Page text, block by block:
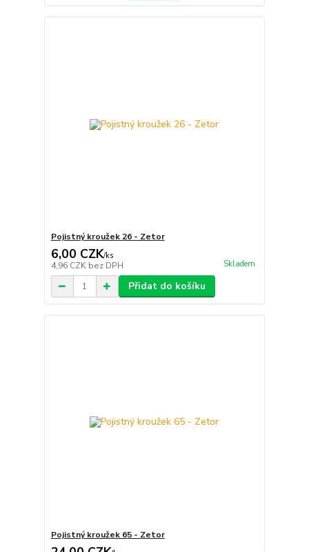
Pojistný kroužek 26 - Zetor
6,00 CZK/ks
4,96 CZK bez DPH Skladem
Přidat do košíku
Pojistný kroužek 65 - Zetor